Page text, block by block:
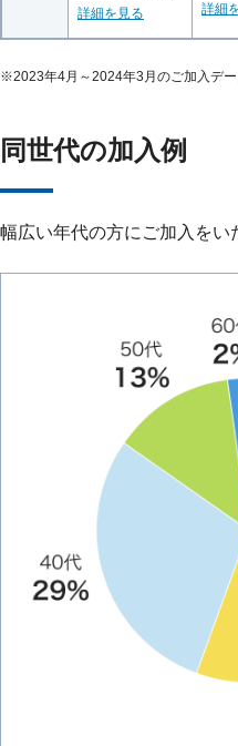
詳細を見る 詳細
※2023年4月～2024年3月のご加入デー
同世代の加入例
幅広い年代の方にご加入をい